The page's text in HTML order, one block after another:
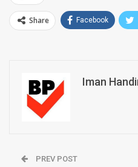
Share Facebook
Iman
PREV POST